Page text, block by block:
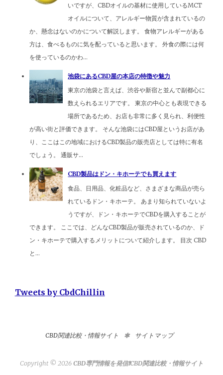
いですが、CBDオイルの基材に使用しているMCT
オイルについて、アレルギー物質が含まれているの
か、懸念はないのかについて解説します。 食物アレルギーがある
方は、食べるものに気を配っていると思います。 外食の際には何
を使っているのかわ...
池袋にあるCBD屋の本店の特徴や魅力
東京の池袋と言えば、渋谷や新宿と並んで副都心に
数えられるエリアです。 東京の中心とも表現できる
場所であるため、お店も非常に多く見られ、利便性
が高い街と評価できます。 そんな池袋にはCBD屋というお店があ
り、ここはこの地域におけるCBD製品の販売店としては特に有名
でしょう。 通販サ...
CBD製品はドン・キホーテでも買えます
食品、日用品、化粧品など、さまざまな商品が売ら
れているドン・キホーテ。 あまり知られていないよ
うですが、ドン・キホーテでCBDを購入することが
できます。 ここでは、どんなCBD製品が販売されているのか、ド
ン・キホーテで購入するメリットについて紹介します。 目次 CBD
と...
Tweets by CbdChillin
CBD関連比較・情報サイト サイトマップ
Copyright © 2026 CBD専門情報を発信❗️CBD関連比較・情報サイト